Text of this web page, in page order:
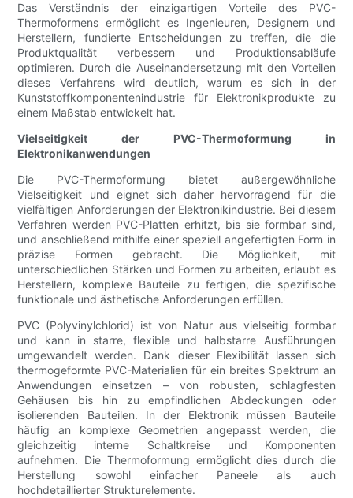
Das Verständnis der einzigartigen Vorteile des PVC-
Thermoformens ermöglicht es Ingenieuren, Designern und
Herstellern, fundierte Entscheidungen zu treffen, die die
Produktqualität verbessern und Produktionsabläufe
optimieren. Durch die Auseinandersetzung mit den Vorteilen
dieses Verfahrens wird deutlich, warum es sich in der
Kunststoffkomponentenindustrie für Elektronikprodukte zu
einem Maßstab entwickelt hat.
Vielseitigkeit der PVC-Thermoformung in
Elektronikanwendungen
Die PVC-Thermoformung bietet außergewöhnliche
Vielseitigkeit und eignet sich daher hervorragend für die
vielfältigen Anforderungen der Elektronikindustrie. Bei diesem
Verfahren werden PVC-Platten erhitzt, bis sie formbar sind,
und anschließend mithilfe einer speziell angefertigten Form in
präzise Formen gebracht. Die Möglichkeit, mit
unterschiedlichen Stärken und Formen zu arbeiten, erlaubt es
Herstellern, komplexe Bauteile zu fertigen, die spezifische
funktionale und ästhetische Anforderungen erfüllen.
PVC (Polyvinylchlorid) ist von Natur aus vielseitig formbar
und kann in starre, flexible und halbstarre Ausführungen
umgewandelt werden. Dank dieser Flexibilität lassen sich
thermogeformte PVC-Materialien für ein breites Spektrum an
Anwendungen einsetzen – von robusten, schlagfesten
Gehäusen bis hin zu empfindlichen Abdeckungen oder
isolierenden Bauteilen. In der Elektronik müssen Bauteile
häufig an komplexe Geometrien angepasst werden, die
gleichzeitig interne Schaltkreise und Komponenten
aufnehmen. Die Thermoformung ermöglicht dies durch die
Herstellung sowohl einfacher Paneele als auch
hochdetaillierter Strukturelemente.